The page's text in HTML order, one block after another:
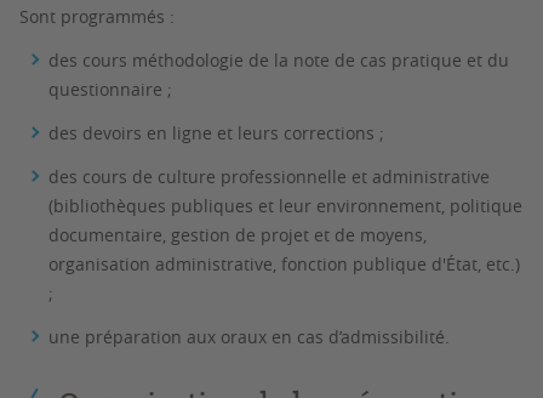
Sont programmés :
des cours méthodologie de la note de cas pratique et du
questionnaire ;
des devoirs en ligne et leurs corrections ;
des cours de culture professionnelle et administrative
(bibliothèques publiques et leur environnement, politique
documentaire, gestion de projet et de moyens,
organisation administrative, fonction publique d'État, etc.)
;
une préparation aux oraux en cas d’admissibilité.